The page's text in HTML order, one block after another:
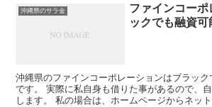
沖縄県のサラ金
ファインコーポ
ックでも融資可
沖縄県のファインコーポレーションはブラッ
です。 実際に私自身も借りた事があるので、
します。 私の場合は、ホームページからネッ